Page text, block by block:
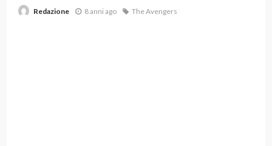
Redazione 8 anni ago The Avengers